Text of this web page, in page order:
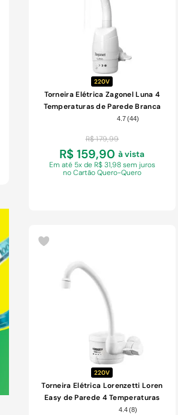
220V
Torneira Elétrica Zagonel Luna 4
Temperaturas de Parede Branca
5500W 220V
4.7(44)
R$ 179,99
R$ 159,90 à vista
Em até 5x de R$ 31,98 sem juros
no Cartão Quero-Quero
COMPRAR
220V
Torneira Elétrica Lorenzetti Loren
Easy de Parede 4 Temperaturas
Branca 5500W 220V
4.4(8)